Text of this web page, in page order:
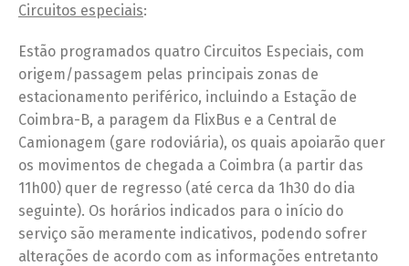
Circuitos especiais:
Estão programados quatro Circuitos Especiais, com
origem/passagem pelas principais zonas de
estacionamento periférico, incluindo a Estação de
Coimbra-B, a paragem da FlixBus e a Central de
Camionagem (gare rodoviária), os quais apoiarão quer
os movimentos de chegada a Coimbra (a partir das
11h00) quer de regresso (até cerca da 1h30 do dia
seguinte). Os horários indicados para o início do
serviço são meramente indicativos, podendo sofrer
alterações de acordo com as informações entretanto